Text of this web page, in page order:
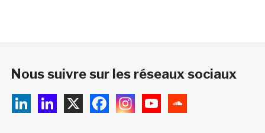
Nous suivre sur les réseaux sociaux